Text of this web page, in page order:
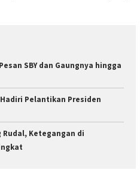
SBY dan Gaungnya hingga
Pelantikan Presiden
Rudal, Ketegangan di